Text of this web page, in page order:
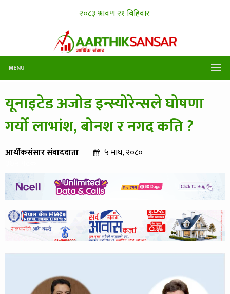
MENU
यूनाइटेड अजोड इन्स्योरेन्सले घोषणा
गर्यो लाभांश, बोनश र नगद कति ?
आर्थीकसंसार संवाददाता ५ माघ, २०८०